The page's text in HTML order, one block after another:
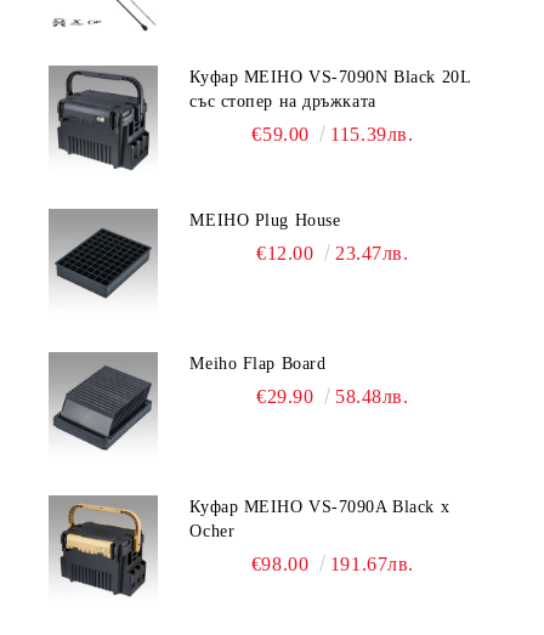
Куфар MEIHO VS-7090N Black 20L
със стопер на дръжката
€59.00 115.39лв.
MEIHO Plug House
€12.00 23.47лв.
Meiho Flap Board
€29.90 58.48лв.
Куфар MEIHO VS-7090A Black x
Ocher
€98.00 191.67лв.